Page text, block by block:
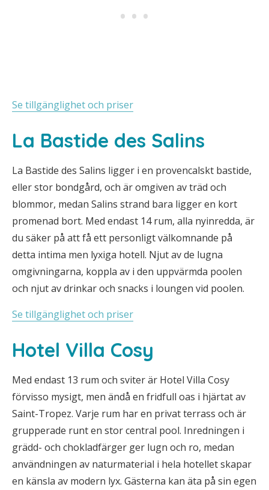
Se tillgänglighet och priser
La Bastide des Salins
La Bastide des Salins ligger i en provencalskt bastide,
eller stor bondgård, och är omgiven av träd och
blommor, medan Salins strand bara ligger en kort
promenad bort. Med endast 14 rum, alla nyinredda, är
du säker på att få ett personligt välkomnande på
detta intima men lyxiga hotell. Njut av de lugna
omgivningarna, koppla av i den uppvärmda poolen
och njut av drinkar och snacks i loungen vid poolen.
Se tillgänglighet och priser
Hotel Villa Cosy
Med endast 13 rum och sviter är Hotel Villa Cosy
förvisso mysigt, men ändå en fridfull oas i hjärtat av
Saint-Tropez. Varje rum har en privat terrass och är
grupperade runt en stor central pool. Inredningen i
grädd- och chokladfärger ger lugn och ro, medan
användningen av naturmaterial i hela hotellet skapar
en känsla av modern lyx. Gästerna kan äta på sin egen